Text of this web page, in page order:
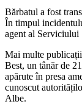
Bărbatul a fost
În timpul
agent al Serviciului
Mai multe
Best, un tânăr de
apărute în presa
cunoscut
Albe.